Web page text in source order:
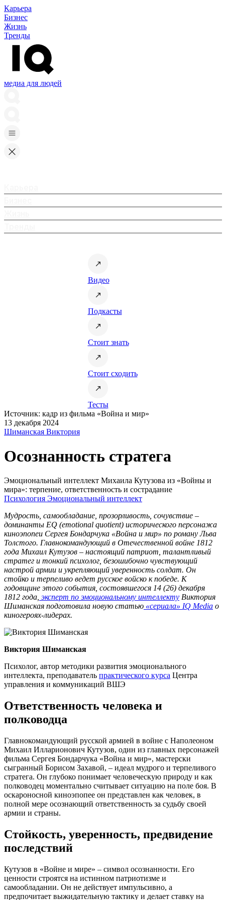
Карьера
Бизнес
Жизнь
Тренды
медиа для людей
Видео
Подкасты
Стоит знать
Стоит сходить
Тесты
Источник: кадр из фильма «Война и мир»
13 декабря 2024
Шиманская Виктория
Осознанность стратега
Эмоциональный интеллект Михаила Кутузова из «Войны и
мира»: терпение, ответственность и сострадание
Психология Эмоциональный интеллект
Мудрость, самообладание, прозорливость, сочувствие –
доминанты EQ (emotional quotient) исторического персонажа
киноэпопеи Сергея Бондарчука «Война и мир» по роману Льва
Толстого. Главнокомандующий в Отечественной войне 1812
года Михаил Кутузов – настоящий патриот, талантливый
стратег и тонкий психолог, безошибочно чувствующий
настрой армии и укрепляющий уверенность солдат. Он
стойко и терпеливо ведет русское войско к победе. К
годовщине этого события, состоявшегося 14 (26) декабря
1812 года, эксперт по эмоциональному интеллекту Виктория
Шиманская подготовила новую статью «сериала» IQ Media о
киногероях-лидерах.
Виктория Шиманская
Психолог, автор методики развития эмоционального
интеллекта, преподаватель практического курса Центра
управления и коммуникаций ВШЭ
Ответственность человека и
полководца
Главнокомандующий русской армией в войне с Наполеоном
Михаил Илларионович Кутузов, один из главных персонажей
фильма Сергея Бондарчука «Война и мир», мастерски
сыгранный Борисом Захавой, – идеал мудрого и терпеливого
стратега. Он глубоко понимает человеческую природу и как
полководец моментально считывает ситуацию на поле боя. В
оскароносной киноэпопее он представлен как человек, в
полной мере осознающий ответственность за судьбу своей
армии и страны.
Стойкость, уверенность, предвидение
последствий
Кутузов в «Войне и мире» – символ осознанности. Его
ценности строятся на истинном патриотизме и
самообладании. Он не действует импульсивно, а
предпочитает выжидательную тактику и делает ставку на